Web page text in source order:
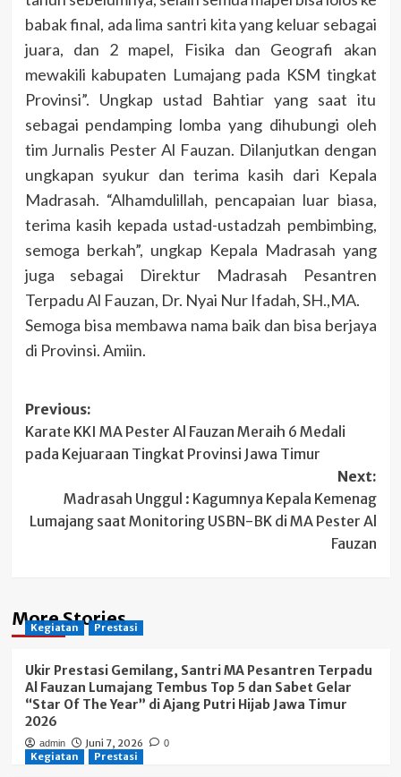
babak final, ada lima santri kita yang keluar sebagai
juara, dan 2 mapel, Fisika dan Geografi akan
mewakili kabupaten Lumajang pada KSM tingkat
Provinsi”. Ungkap ustad Bahtiar yang saat itu
sebagai pendamping lomba yang dihubungi oleh
tim Jurnalis Pester Al Fauzan. Dilanjutkan dengan
ungkapan syukur dan terima kasih dari Kepala
Madrasah. “Alhamdulillah, pencapaian luar biasa,
terima kasih kepada ustad-ustadzah pembimbing,
semoga berkah”, ungkap Kepala Madrasah yang
juga sebagai Direktur Madrasah Pesantren
Terpadu Al Fauzan, Dr. Nyai Nur Ifadah, SH.,MA.
Semoga bisa membawa nama baik dan bisa berjaya
di Provinsi. Amiin.
Post
navigation
Previous:
Karate KKI MA Pester Al Fauzan Meraih 6 Medali
pada Kejuaraan Tingkat Provinsi Jawa Timur
Next:
Madrasah Unggul : Kagumnya Kepala Kemenag
Lumajang saat Monitoring USBN-BK di MA Pester Al
Fauzan
More Stories
Kegiatan Prestasi
Ukir Prestasi Gemilang, Santri MA Pesantren Terpadu
Al Fauzan Lumajang Tembus Top 5 dan Sabet Gelar
“Star Of The Year” di Ajang Putri Hijab Jawa Timur
2026
admin Juni 7, 2026 0
Kegiatan Prestasi